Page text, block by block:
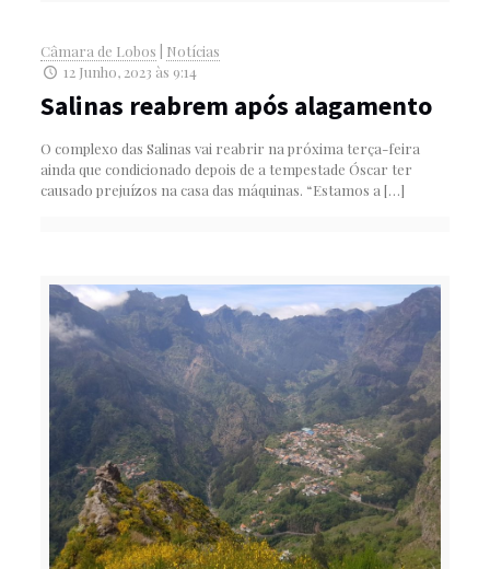
Câmara de Lobos
Notícias
12 Junho, 2023 às 9:14
Salinas reabrem após alagamento
O complexo das Salinas vai reabrir na próxima terça-feira
ainda que condicionado depois de a tempestade Óscar ter
causado prejuízos na casa das máquinas. “Estamos a […]